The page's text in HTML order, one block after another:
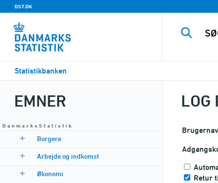
DST.DK
Statistikbanken
EMNER
D a n m a r k s S t a t i s t i k
Borgere
Arbejde og indkomst
Økonomi
LOG
Retur